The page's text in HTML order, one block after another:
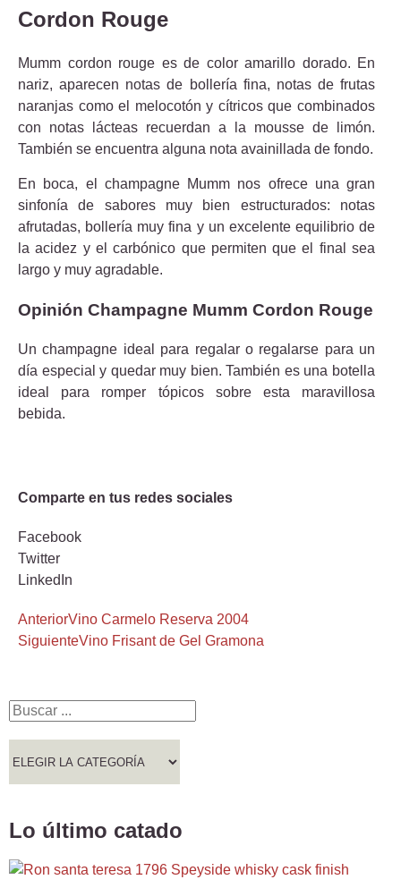
Cordon Rouge
Mumm cordon rouge es de color amarillo dorado. En
nariz, aparecen notas de bollería fina, notas de frutas
naranjas como el melocotón y cítricos que combinados
con notas lácteas recuerdan a la mousse de limón.
También se encuentra alguna nota avainillada de fondo.
En boca, el champagne Mumm nos ofrece una gran
sinfonía de sabores muy bien estructurados: notas
afrutadas, bollería muy fina y un excelente equilibrio de
la acidez y el carbónico que permiten que el final sea
largo y muy agradable.
Opinión Champagne Mumm Cordon Rouge
Un champagne ideal para regalar o regalarse para un
día especial y quedar muy bien. También es una botella
ideal para romper tópicos sobre esta maravillosa
bebida.
Comparte en tus redes sociales
Facebook
Twitter
LinkedIn
AnteriorVino Carmelo Reserva 2004
SiguienteVino Frisant de Gel Gramona
Lo último catado